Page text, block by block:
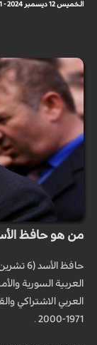
الخميس 12 ديسمبر 2024 - 09:41 بتوقيت مكة
من هو حافظ
العربية السورية
العربي الاشتراكي
1971-2000 .